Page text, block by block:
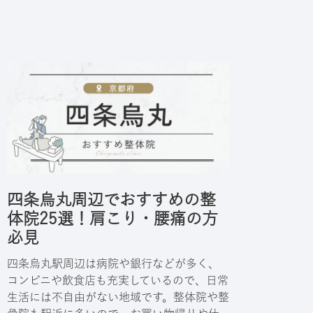
四条烏丸周辺でおすすめの整
体院25選！肩こり・腰痛の方
必見
四条烏丸駅周辺は病院や銀行などが多く、
コンビニや飲食店も充実しているので、日常
生活には不自由がない地域です。整体院や整